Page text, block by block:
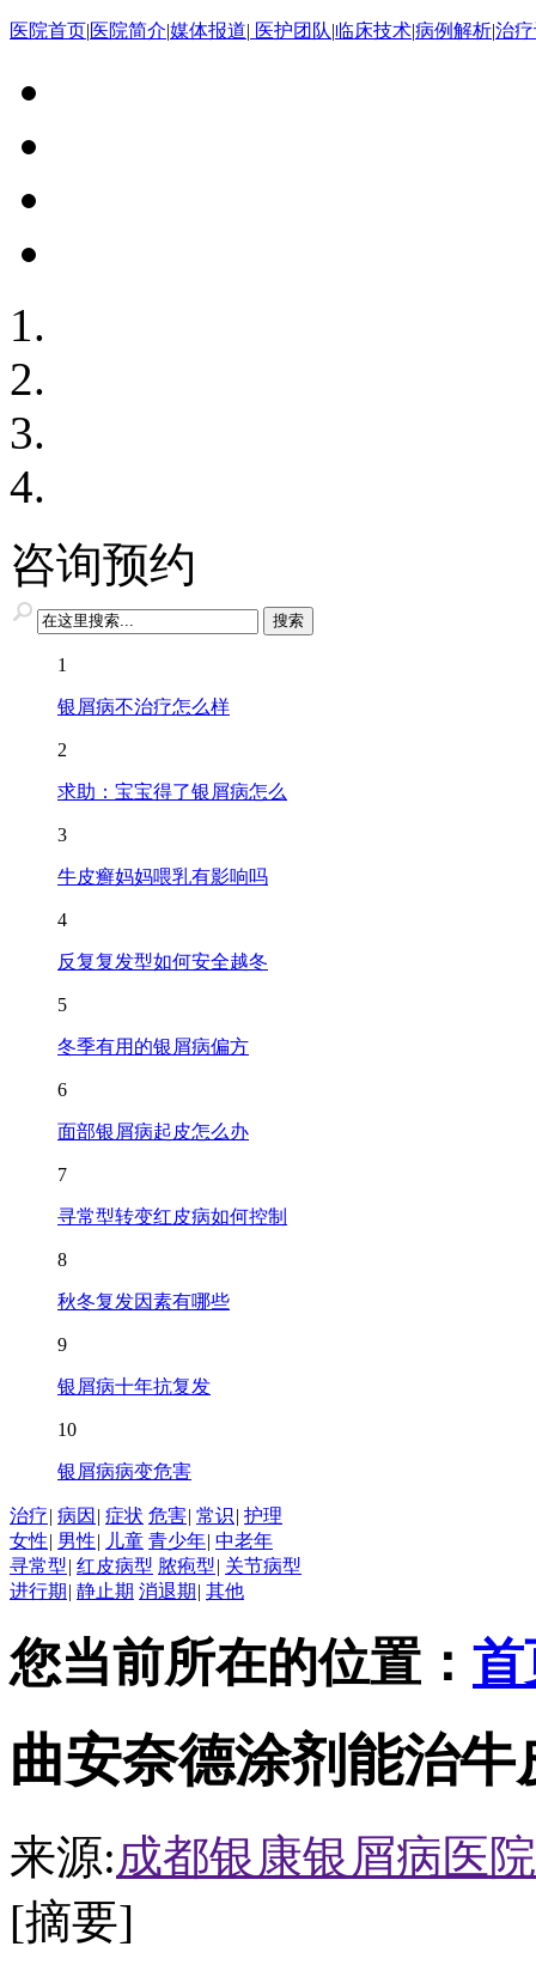
医院首页|医院简介|媒体报道| 医护团队|临床技术|病例解析|治
咨询预约
1
银屑病不治疗怎么样
2
求助：宝宝得了银屑病怎么
3
牛皮癣妈妈喂乳有影响吗
4
反复复发型如何安全越冬
5
冬季有用的银屑病偏方
6
面部银屑病起皮怎么办
7
寻常型转变红皮病如何控制
8
秋冬复发因素有哪些
9
银屑病十年抗复发
10
银屑病病变危害
治疗| 病因 | 症状 危害| 常识| 护理
女性| 男性| 儿童 青少年| 中老年
寻常型| 红皮病型 脓疱型| 关节病型
进行期 | 静止期 消退期 | 其他
您当前所在的位置： 首
曲安奈德涂剂能治牛
来源:成都银康银屑病医院
[摘要]